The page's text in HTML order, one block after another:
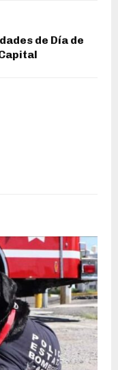
de Día de